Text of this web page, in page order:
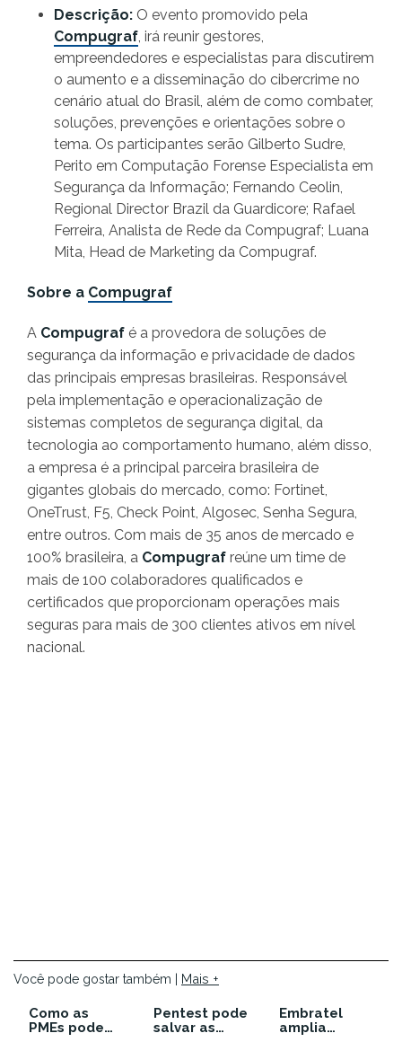
Descrição: O evento promovido pela
Compugraf, irá reunir gestores,
empreendedores e especialistas para discutirem
o aumento e a disseminação do cibercrime no
cenário atual do Brasil, além de como combater,
soluções, prevenções e orientações sobre o
tema. Os participantes serão Gilberto Sudre,
Perito em Computação Forense Especialista em
Segurança da Informação; Fernando Ceolin,
Regional Director Brazil da Guardicore; Rafael
Ferreira, Analista de Rede da Compugraf; Luana
Mita, Head de Marketing da Compugraf.
Sobre a Compugraf
A Compugraf é a provedora de soluções de
segurança da informação e privacidade de dados
das principais empresas brasileiras. Responsável
pela implementação e operacionalização de
sistemas completos de segurança digital, da
tecnologia ao comportamento humano, além disso,
a empresa é a principal parceira brasileira de
gigantes globais do mercado, como: Fortinet,
OneTrust, F5, Check Point, Algosec, Senha Segura,
entre outros. Com mais de 35 anos de mercado e
100% brasileira, a Compugraf reúne um time de
mais de 100 colaboradores qualificados e
certificados que proporcionam operações mais
seguras para mais de 300 clientes ativos em nível
nacional.
Você pode gostar também | Mais +
MEMBERS
Como as
PMEs podem
Pentest pode
salvar as
Embratel
amplia